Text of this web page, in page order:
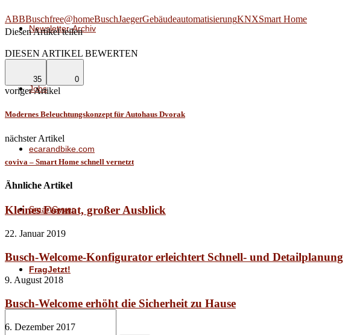
Newsletter-Archiv
Jobs
ecarandbike.com
SmartGyver
FragJetzt!
ABBBuschfree@homeBuschJaegerGebäudeautomatisierungKNXSmart Home
Diesen Artikel teilen
DIESEN ARTIKEL BEWERTEN
35 0
voriger Artikel
Modernes Beleuchtungskonzept für Autohaus Dvorak
nächster Artikel
coviva – Smart Home schnell vernetzt
Ähnliche Artikel
Kleines Format, großer Ausblick
22. Januar 2019
Busch-Welcome-Konfigurator erleichtert Schnell- und Detailplanung
9. August 2018
Busch-Welcome erhöht die Sicherheit zu Hause
6. Dezember 2017